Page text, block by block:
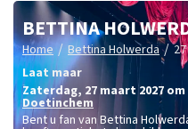
BETTINA
Home / Bettina Holwerda /
Laat maar
zaterdag, 27 maart 2027 om
Doetinchem
Bent u fan van Bettina